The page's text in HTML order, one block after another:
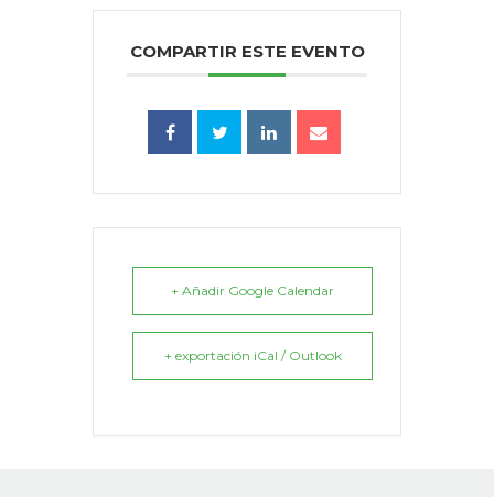
COMPARTIR ESTE EVENTO
+ Añadir Google Calendar
+ exportación iCal / Outlook